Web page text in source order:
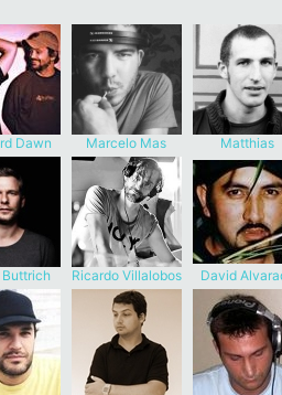
Dawn Marcelo Mas
Matthias
Tanzmann
Ricardo Villalobos David